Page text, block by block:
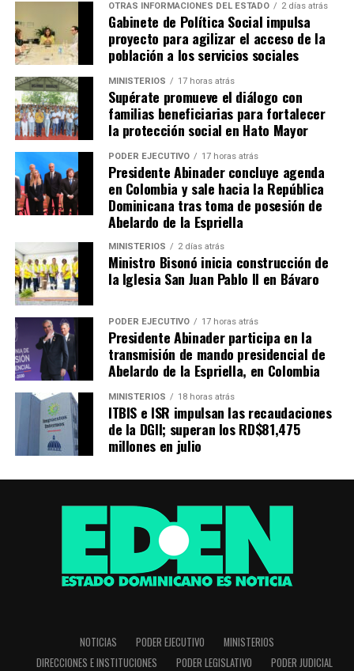
OTRAS INFORMACIONES DEL ESTADO 2 días atrás
Gabinete de Política Social impulsa
proyecto para agilizar el acceso de la
población a los servicios sociales
MINISTERIOS 17 horas atrás
Supérate promueve el diálogo con
familias beneficiarias para fortalecer
la protección social en Hato Mayor
PODER EJECUTIVO 17 horas atrás
Presidente Abinader concluye agenda
en Colombia y sale hacia la República
Dominicana tras toma de posesión de
Abelardo de la Espriella
MINISTERIOS 2 días atrás
Ministro Bisonó inicia construcción de
la Iglesia San Juan Pablo II en Bávaro
PODER EJECUTIVO 17 horas atrás
Presidente Abinader participa en la
transmisión de mando presidencial de
Abelardo de la Espriella, en Colombia
MINISTERIOS 18 horas atrás
ITBIS e ISR impulsan las recaudaciones
de la DGII; superan los RD$81,475
millones en julio
NOTICIAS PODER EJECUTIVO
MINISTERIOS
DIRECCIONES E INSTITUCIONES
PODER LEGISLATIVO PODER JUDICIAL